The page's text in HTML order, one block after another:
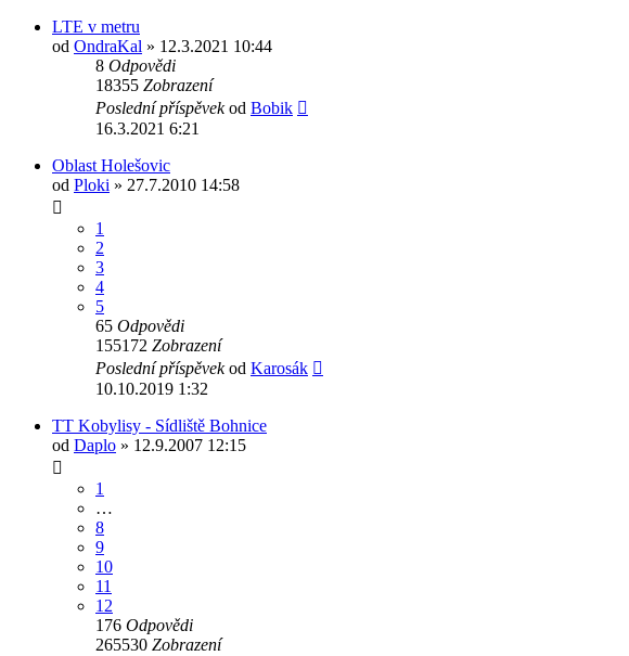
LTE v metru
od OndraKal » 12.3.2021 10:44
8 Odpovědi
18355 Zobrazení
Poslední příspěvekod Bobik
16.3.2021 6:21
Oblast Holešovic
od Ploki » 27.7.2010 14:58
1
2
3
4
5
65 Odpovědi
155172 Zobrazení
Poslední příspěvekod Karosák
10.10.2019 1:32
TT Kobylisy - Sídliště Bohnice
od Daplo » 12.9.2007 12:15
1
…
8
9
10
11
12
176 Odpovědi
265530 Zobrazení